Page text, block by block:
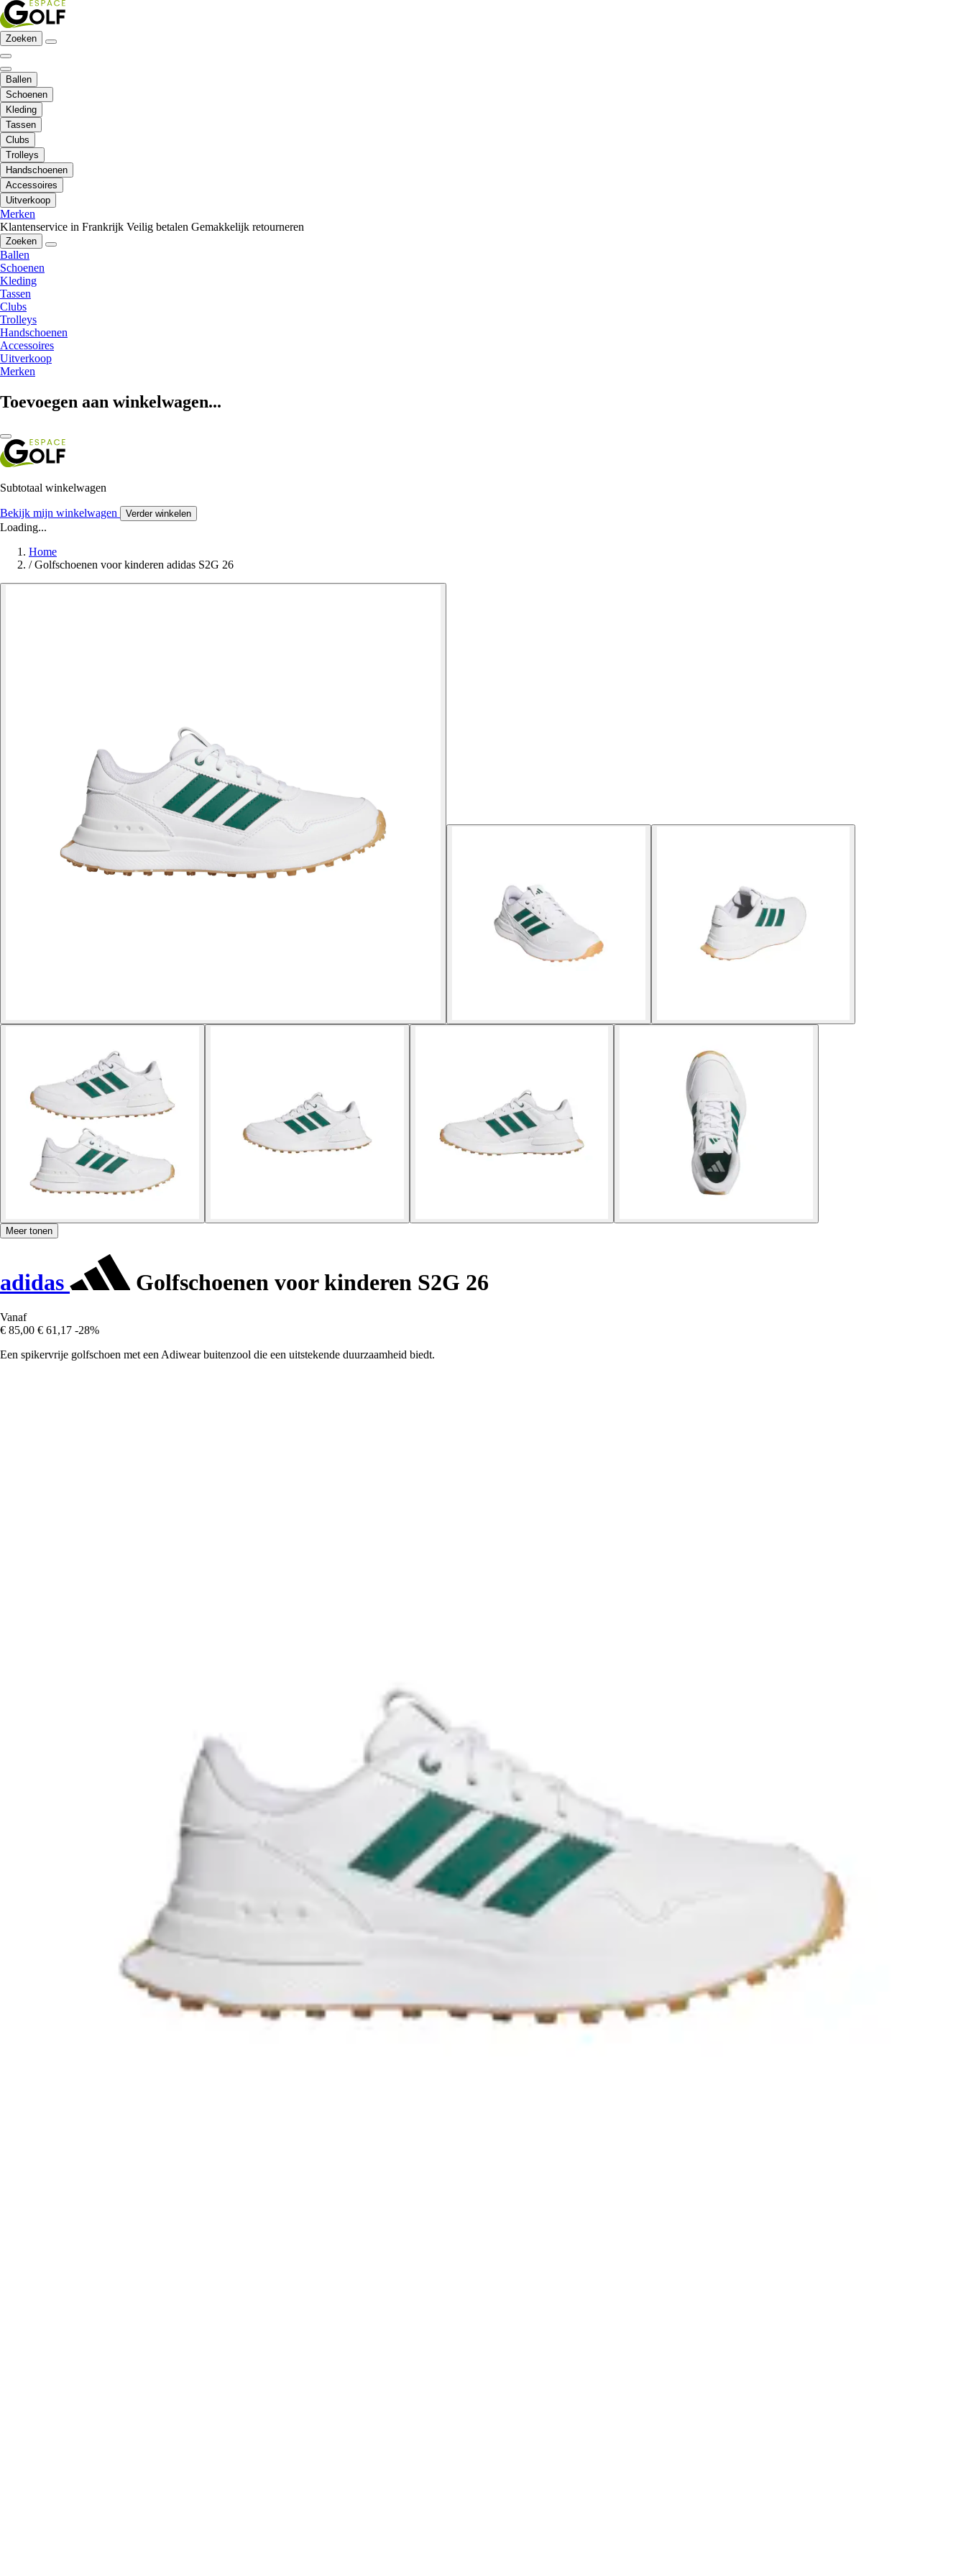
Zoeken
Ballen
Schoenen
Kleding
Tassen
Clubs
Trolleys
Handschoenen
Accessoires
Uitverkoop
Merken
Klantenservice in Frankrijk Veilig betalen Gemakkelijk retourneren
Zoeken
Ballen
Schoenen
Kleding
Tassen
Clubs
Trolleys
Handschoenen
Accessoires
Uitverkoop
Merken
Toevoegen aan winkelwagen...
Subtotaal winkelwagen
Bekijk mijn winkelwagen Verder winkelen
Loading...
Home
/ Golfschoenen voor kinderen adidas S2G 26
Meer tonen
adidas Golfschoenen voor kinderen S2G 26
Vanaf
€ 85,00 € 61,17 -28%
Een spikervrije golfschoen met een Adiwear buitenzool die een uitstekende duurzaamheid biedt.